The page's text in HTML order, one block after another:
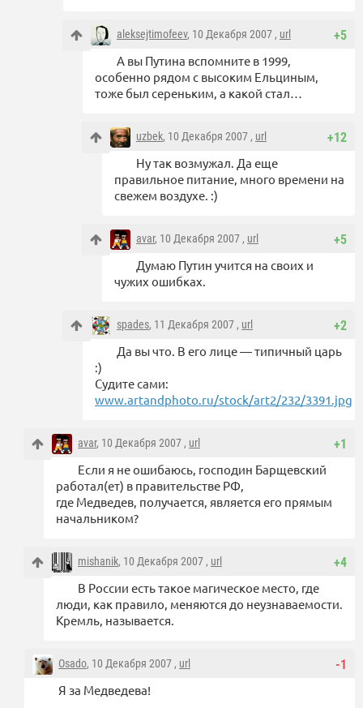
+5
aleksejtimofeev, 10 Декабря 2007 , url
А вы Путина вспомните в 1999,
особенно рядом с высоким Ельциным,
тоже был сереньким, а какой стал…
+12
uzbek, 10 Декабря 2007 , url
Ну так возмужал. Да еще
правильное питание, много времени на
свежем воздухе. :)
+5
avar, 10 Декабря 2007 , url
Думаю Путин учится на своих и
чужих ошибках.
+2
spades, 11 Декабря 2007 , url
Да вы что. В его лице — типичный царь
:)
Судите сами:
www.artandphoto.ru/stock/art2/232/3391.jpg
+1
avar, 10 Декабря 2007 , url
Если я не ошибаюсь, господин Барщевский
работал(ет) в правительстве РФ,
где Медведев, получается, является его прямым
начальником?
+4
mishanik, 10 Декабря 2007 , url
В России есть такое магическое место, где
люди, как правило, меняются до неузнаваемости.
Кремль, называется.
-1
Osado, 10 Декабря 2007 , url
Я за Медведева!